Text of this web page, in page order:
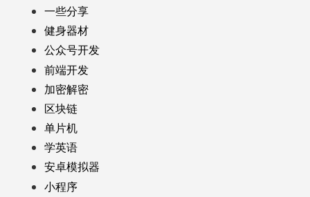
一些分享
健身器材
公众号开发
前端开发
加密解密
区块链
单片机
学英语
安卓模拟器
小程序